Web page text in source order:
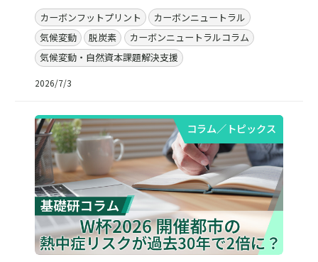
カーボンフットプリント
カーボンニュートラル
気候変動
脱炭素
カーボンニュートラルコラム
気候変動・自然資本課題解決支援
2026/7/3
コラム／トピックス